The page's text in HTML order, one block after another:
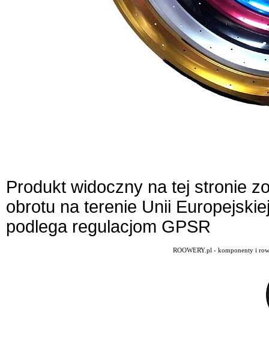
Produkt widoczny na tej stronie
obrotu na terenie Unii
podlega regulacjom GPSR
ROOWERY.pl - komponenty i